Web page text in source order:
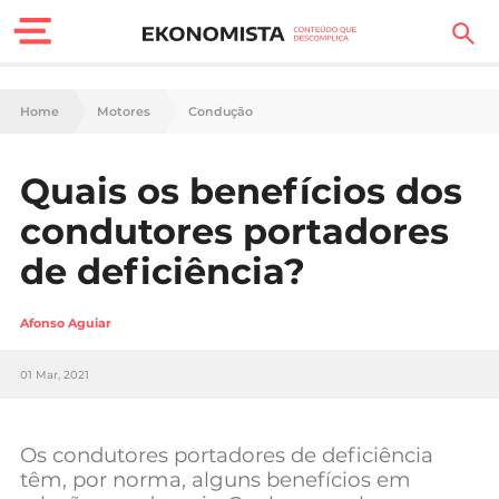
Finanças Pessoais
Carreira
Casa
Lifestyle
Sociedade
Negócios
Home Motores Condução
Quais os benefícios dos
condutores portadores
de deficiência?
Afonso Aguiar
01 Mar, 2021
Os condutores portadores de deficiência
têm, por norma, alguns benefícios em